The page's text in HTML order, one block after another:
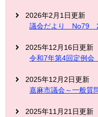
2026年2月1日更新
議会だより No79
2025年12月16日更新
令和7年第4回定例
2025年12月2日更新
嘉麻市議会～一般質
2025年11月21日更新